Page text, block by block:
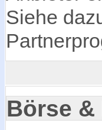
Siehe
Börse &